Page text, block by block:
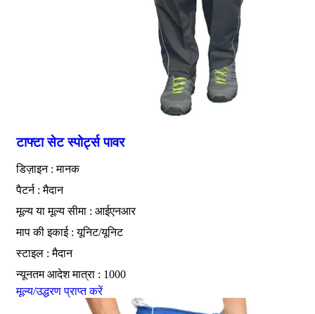
टाफ्टा सेट स्पोर्ट्स पावर
डिज़ाइन : मानक
पैटर्न : मैदान
मूल्य या मूल्य सीमा : आईएनआर
माप की इकाई : यूनिट/यूनिट
स्टाइल : मैदान
न्यूनतम आदेश मात्रा : 1000
मूल्य/उद्धरण प्राप्त करें